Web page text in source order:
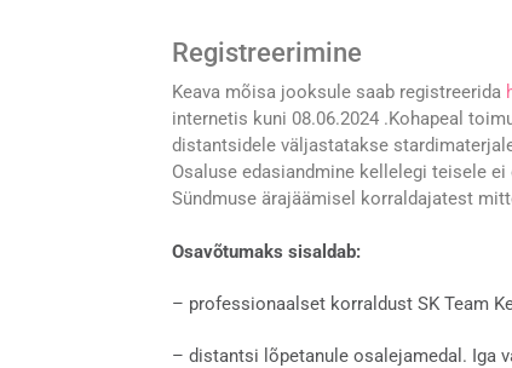
Registreerimine
Keava mõisa jooksule saab registreerida
internetis kuni 08.06.2024 .Kohapeal
distantsidele väljastatakse
Osaluse edasiandmine kellelegi teisele
Sündmuse ärajäämisel korraldajatest
Osavõtumaks sisaldab:
– professionaalset korraldust SK Team
– distantsi lõpetanule osalejamedal. Iga